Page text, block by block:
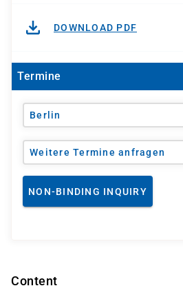
DOWNLOAD PDF
Termine
Berlin
Weitere Termine anfragen
NON-BINDING INQUIRY
Content